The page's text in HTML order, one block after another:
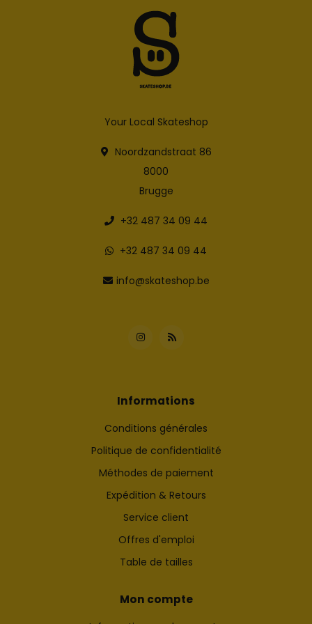
Your Local Skateshop
Noordzandstraat 86
8000
Brugge
+32 487 34 09 44
+32 487 34 09 44
info@skateshop.be
Informations
Conditions générales
Politique de confidentialité
Méthodes de paiement
Expédition & Retours
Service client
Offres d'emploi
Table de tailles
Mon compte